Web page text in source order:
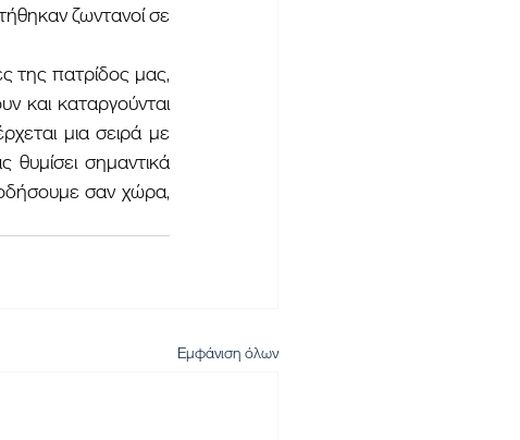
ζωντανοί σε
και καταργούνται
μια σειρά με
σημαντικά
σαν χώρα,
Εμφάνιση όλων